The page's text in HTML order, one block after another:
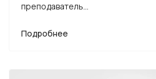
преподаватель...
Подробнее